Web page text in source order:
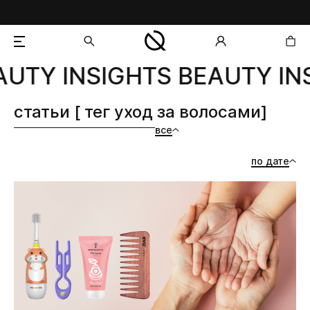
добавлен в корзину
INSIGHTS BEAUTY
все
статьи [ тег уход за волосами]
по дате